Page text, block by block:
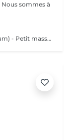
-Manucure combinée - Soin des ongles (sérum) - Petit massage